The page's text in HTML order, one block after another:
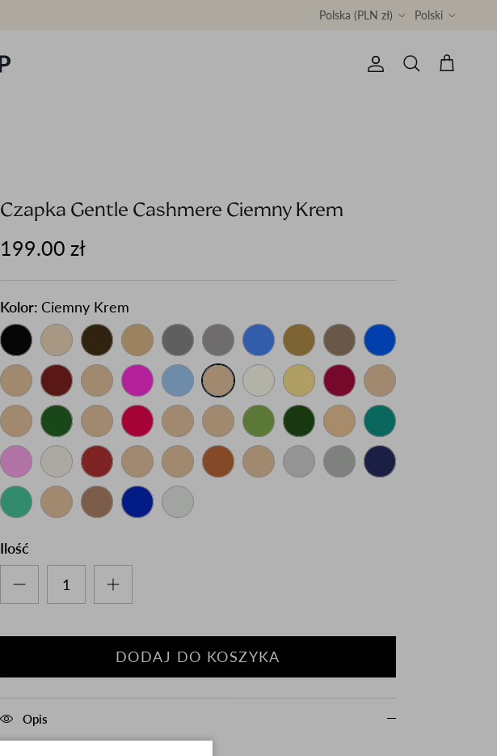
Country/Region
Polska (PLN zł)
Language
Polski
KontoSzukaj Koszyk
Czapka Gentle Cashmere Ciemny Krem
199.00 zł
Kolor: Ciemny Krem
Ilość
DODAJ DO KOSZYKA
Opis